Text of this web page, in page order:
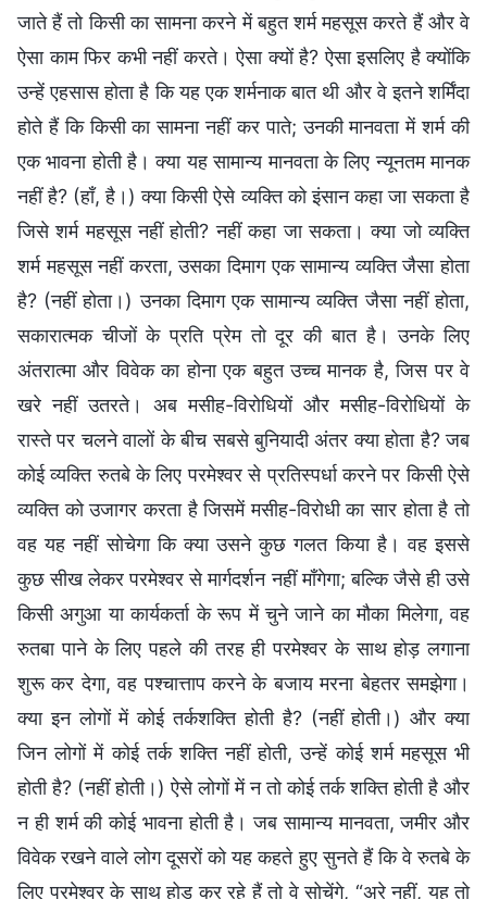
जाते हैं तो किसी का सामना करने में बहुत शर्म महसूस करते हैं और वे
ऐसा काम फिर कभी नहीं करते। ऐसा क्यों है? ऐसा इसलिए है क्योंकि
उन्हें एहसास होता है कि यह एक शर्मनाक बात थी और वे इतने शर्मिंदा
होते हैं कि किसी का सामना नहीं कर पाते; उनकी मानवता में शर्म की
एक भावना होती है। क्या यह सामान्य मानवता के लिए न्यूनतम मानक
नहीं है? (हाँ, है।) क्या किसी ऐसे व्यक्ति को इंसान कहा जा सकता है
जिसे शर्म महसूस नहीं होती? नहीं कहा जा सकता। क्या जो व्यक्ति
शर्म महसूस नहीं करता, उसका दिमाग एक सामान्य व्यक्ति जैसा होता
है? (नहीं होता।) उनका दिमाग एक सामान्य व्यक्ति जैसा नहीं होता,
सकारात्मक चीजों के प्रति प्रेम तो दूर की बात है। उनके लिए
अंतरात्मा और विवेक का होना एक बहुत उच्च मानक है, जिस पर वे
खरे नहीं उतरते। अब मसीह-विरोधियों और मसीह-विरोधियों के
रास्ते पर चलने वालों के बीच सबसे बुनियादी अंतर क्या होता है? जब
कोई व्यक्ति रुतबे के लिए परमेश्वर से प्रतिस्पर्धा करने पर किसी ऐसे
व्यक्ति को उजागर करता है जिसमें मसीह-विरोधी का सार होता है तो
वह यह नहीं सोचेगा कि क्या उसने कुछ गलत किया है। वह इससे
कुछ सीख लेकर परमेश्वर से मार्गदर्शन नहीं माँगेगा; बल्कि जैसे ही उसे
किसी अगुआ या कार्यकर्ता के रूप में चुने जाने का मौका मिलेगा, वह
रुतबा पाने के लिए पहले की तरह ही परमेश्वर के साथ होड़ लगाना
शुरू कर देगा, वह पश्चात्ताप करने के बजाय मरना बेहतर समझेगा।
क्या इन लोगों में कोई तर्कशक्ति होती है? (नहीं होती।) और क्या
जिन लोगों में कोई तर्क शक्ति नहीं होती, उन्हें कोई शर्म महसूस भी
होती है? (नहीं होती।) ऐसे लोगों में न तो कोई तर्क शक्ति होती है और
न ही शर्म की कोई भावना होती है। जब सामान्य मानवता, जमीर और
विवेक रखने वाले लोग दूसरों को यह कहते हुए सुनते हैं कि वे रुतबे के
लिए परमेश्वर के साथ होड़ कर रहे हैं तो वे सोचेंगे, “अरे नहीं, यह तो